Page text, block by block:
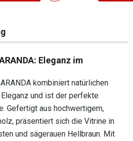
Eleganz im
kombiniert natürlichen
und ist der perfekte
Gefertigt aus hochwertigem,
präsentiert sich die Vitrine in
und sägerauen Hellbraun. Mit